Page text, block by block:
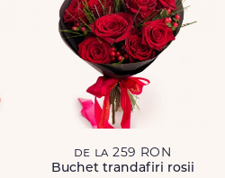
de la 259 RON
Buchet trandafiri rosii